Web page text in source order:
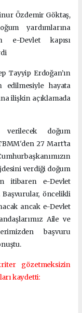
Özdemir Göktaş,
yardımlarına
e-Devlet kapısı
Tayyip Erdoğan’ın
edilmesiyle hayata
ilişkin açıklamada
doğum
27 Mart'ta
verdiği doğum
itibaren e-Devlet
Başvurular, öncelikli
ancak e-Devlet
Aile ve
başvuru
gözetmeksizin
kaydetti: